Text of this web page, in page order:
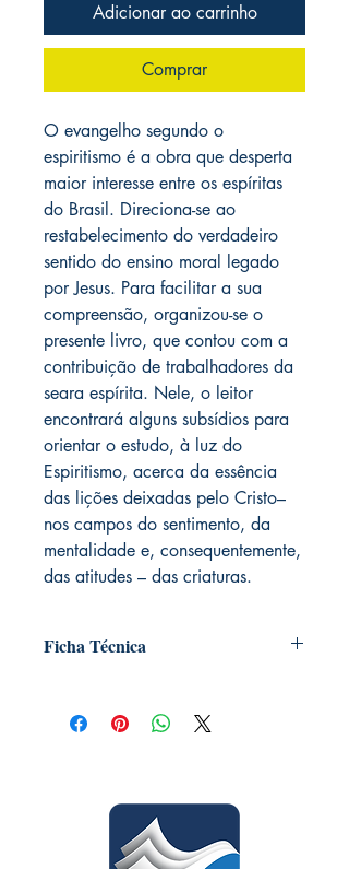
Adicionar ao carrinho
Comprar
O evangelho segundo o
espiritismo é a obra que desperta
maior interesse entre os espíritas
do Brasil. Direciona-se ao
restabelecimento do verdadeiro
sentido do ensino moral legado
por Jesus. Para facilitar a sua
compreensão, organizou-se o
presente livro, que contou com a
contribuição de trabalhadores da
seara espírita. Nele, o leitor
encontrará alguns subsídios para
orientar o estudo, à luz do
Espiritismo, acerca da essência
das lições deixadas pelo Cristo–
nos campos do sentimento, da
mentalidade e, consequentemente,
das atitudes – das criaturas.
Ficha Técnica
Editora: Federação Espírita Brasileira;
Edição: 1 (1 de janeiro de 2014)